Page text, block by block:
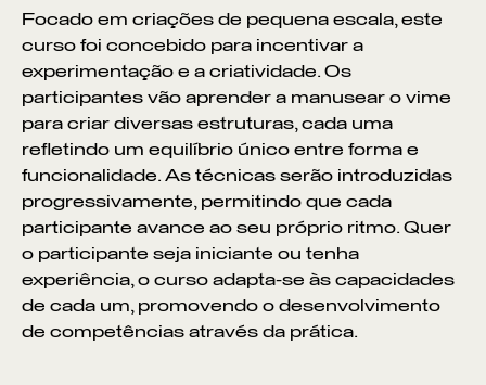
Focado em criações de pequena escala, este
curso foi concebido para incentivar a
experimentação e a criatividade. Os
participantes vão aprender a manusear o vime
para criar diversas estruturas, cada uma
refletindo um equilíbrio único entre forma e
funcionalidade. As técnicas serão introduzidas
progressivamente, permitindo que cada
participante avance ao seu próprio ritmo. Quer
o participante seja iniciante ou tenha
experiência, o curso adapta-se às capacidades
de cada um, promovendo o desenvolvimento
de competências através da prática.